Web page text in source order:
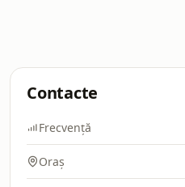
Contacte
Frecvență
Oraș